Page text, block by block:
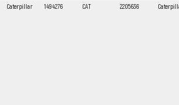
Caterpillar 1494276 CAT 2205636